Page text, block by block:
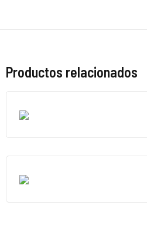
Productos relacionados